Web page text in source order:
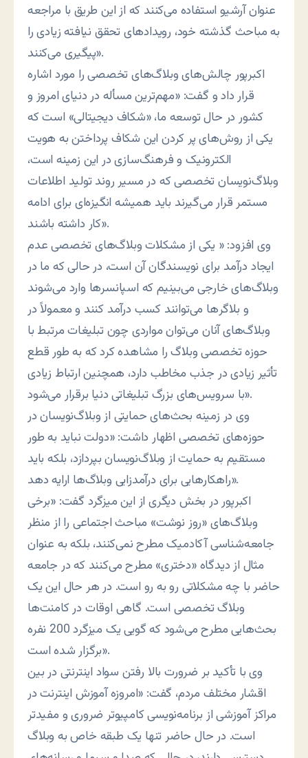
عنوان آرشیو استفاده می‌کنند که از این طریق با مراجعه
به مباحث گذشته خود، رویدادهای تحقق نیافته زیادی را
پیگیری می‌کنند».
اکبرپور چالش‌های وبلاگ‌های تخصصی را مورد اشاره
قرار داد و گفت: «مهم‌ترین مسأله در دنیای امروز و
کشور در حال توسعه ما، «شکاف دیجیتالی» است که
یکی از روش‌های پر کردن این شکاف پرداختن به هویت
الکترونیک و فرهنگ‌سازی در این زمینه است،
وبلاگ‌نویسان تخصصی که در مسیر روند تولید اطلاعات
مستمر قرار می‌گیرند باید همیشه انگیزه‌ای برای ادامه
کار داشته باشند».
وی افزود: « یکی از مشکلات وبلاگ‌های تخصصی عدم
ایجاد درآمد برای نویسندگان آن است، در حالی که ما در
وبلاگ‌های خارجی می‌بینیم که اسپانسرها وارد می‌شوند
و بلاگر‌ها می‌توانند کسب درآمد کنند و معمولاً در
وبلاگ‌های آنان می‌توان مواردی چون تبلیغات مرتبط با
حوزه تخصصی وبلاگ را مشاهده کرد که به طور قطع
تأثیر زیادی در جذب مخاطب دارد، همچنین ارتباط زیادی
با سرویس‌های بزرگ تبلیغاتی دنیا برقرار می‌شود».
وی در زمینه بحث‌های حمایتی از وبلاگ‌نویسان در
حوزه‌های تخصصی اظهار داشت: «دولت نباید به طور
مستقیم به حمایت از وبلاگ‌نویسان بپردازد، بلکه باید
راهکارهایی برای درآمدزایی وبلاگ‌ها ارایه دهد».
اکبرپور در بخش دیگری از این میزگرد گفت: «برخی
وبلاگ‌های «روز نوشت» مباحث اجتماعی را از منظر
جامعه‌شناسی آکادمیک مطرح نمی‌کنند، بلکه به عنوان
مثال از دیدگاه «دختری» مطرح می‌کنند که در جامعه
حاضر با چه مشکلاتی رو به رو است. در هر حال این یک
وبلاگ تخصصی است. گاهی اوقات در کامنت‌ها
بحث‌هایی مطرح می‌شود که گویی یک میزگرد 200 نفره
برگزار شده است».
وی با تأکید بر ضرورت بالا رفتن سواد اینترنتی در بین
اقشار مختلف مردم، گفت: «امروزه آموزش اینترنت در
مراکز آموزشی از برنامه‌نویسی کامپیوتر ضروری و مفیدتر
است. در حال حاضر تنها یک طبقه خاص به وبلاگ